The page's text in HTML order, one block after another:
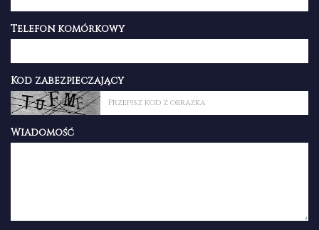
Telefon komórkowy
Kod zabezpieczający
Wiadomość